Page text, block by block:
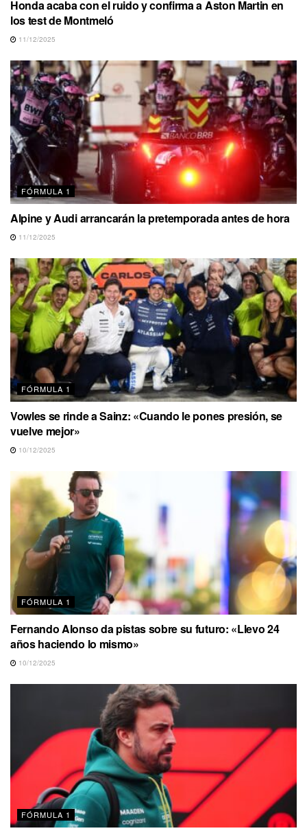
Honda acaba con el ruido y confirma a Aston Martin en
los test de Montmeló
11/12/2025
FÓRMULA 1
Alpine y Audi arrancarán la pretemporada antes de hora
11/12/2025
FÓRMULA 1
Vowles se rinde a Sainz: «Cuando le pones presión, se
vuelve mejor»
10/12/2025
FÓRMULA 1
Fernando Alonso da pistas sobre su futuro: «Llevo 24
años haciendo lo mismo»
10/12/2025
FÓRMULA 1